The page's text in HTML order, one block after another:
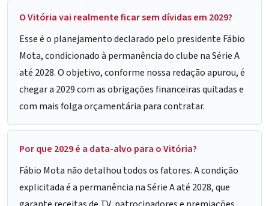
O Vitória vai realmente ficar sem dívidas em 2029?
Esse é o planejamento declarado pelo presidente Fábio
Mota, condicionado à permanência do clube na Série A
até 2028. O objetivo, conforme nossa redação apurou, é
chegar a 2029 com as obrigações financeiras quitadas e
com mais folga orçamentária para contratar.
Por que 2029 é a data-alvo para o Vitória?
Fábio Mota não detalhou todos os fatores. A condição
explicitada é a permanência na Série A até 2028, que